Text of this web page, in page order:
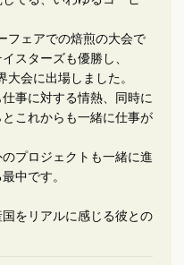
フェアでの焙煎の大会で
スターズも優勝し、
会に出場しました。
事に対する情熱、同時に
これからも一緒に仕事が
プロジェクトも一緒に進
中です。
をリアルに感じる彼との